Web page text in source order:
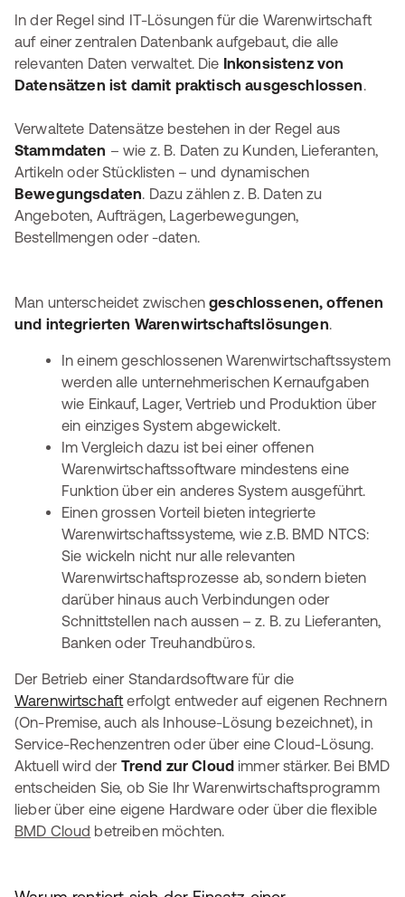
In der Regel sind IT-Lösungen für die Warenwirtschaft
auf einer zentralen Datenbank aufgebaut, die alle
relevanten Daten verwaltet. Die Inkonsistenz von
Datensätzen ist damit praktisch ausgeschlossen.
Verwaltete Datensätze bestehen in der Regel aus
Stammdaten – wie z. B. Daten zu Kunden, Lieferanten,
Artikeln oder Stücklisten – und dynamischen
Bewegungsdaten. Dazu zählen z. B. Daten zu
Angeboten, Aufträgen, Lagerbewegungen,
Bestellmengen oder -daten.
Man unterscheidet zwischengeschlossenen, offenen
und integrierten Warenwirtschaftslösungen.
In einem geschlossenen Warenwirtschaftssystem
werden alle unternehmerischen Kernaufgaben
wie Einkauf, Lager, Vertrieb und Produktion über
ein einziges System abgewickelt.
Im Vergleich dazu ist bei einer offenen
Warenwirtschaftssoftware mindestens eine
Funktion über ein anderes System ausgeführt.
Einen grossen Vorteil bieten integrierte
Warenwirtschaftssysteme, wie z.B. BMD NTCS:
Sie wickeln nicht nur alle relevanten
Warenwirtschaftsprozesse ab, sondern bieten
darüber hinaus auch Verbindungen oder
Schnittstellen nach aussen – z. B. zu Lieferanten,
Banken oder Treuhandbüros.
Der Betrieb einer Standardsoftware für die
Warenwirtschaft erfolgt entweder auf eigenen Rechnern
(On-Premise, auch als Inhouse-Lösung bezeichnet), in
Service-Rechenzentren oder über eine Cloud-Lösung.
Aktuell wird der Trend zur Cloud immer stärker. Bei BMD
entscheiden Sie, ob Sie Ihr Warenwirtschaftsprogramm
lieber über eine eigene Hardware oder über die flexible
BMD Cloud betreiben möchten.